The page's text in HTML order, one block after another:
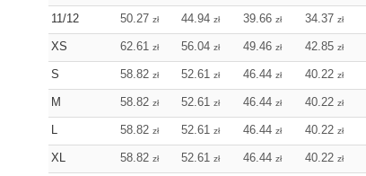
11/12 50.27 zł 44.94zł 39.66zł 34.37zł
XS 62.61 zł 56.04zł 49.46zł 42.85zł
S 58.82 zł 52.61zł 46.44zł 40.22zł
M 58.82 zł 52.61zł 46.44zł 40.22zł
L 58.82 zł 52.61zł 46.44zł 40.22zł
XL 58.82 zł 52.61zł 46.44zł 40.22zł